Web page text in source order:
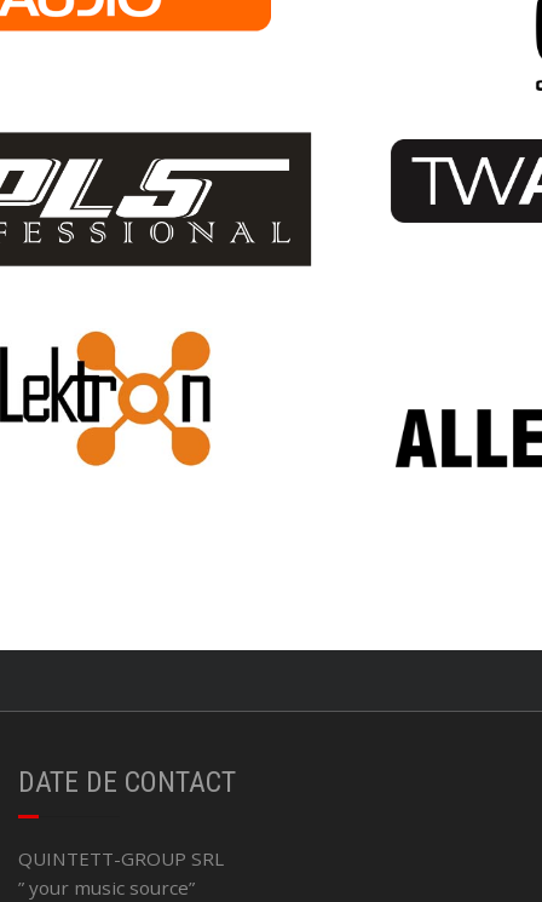
DATE DE CONTACT
QUINTETT-GROUP SRL
” your music source”